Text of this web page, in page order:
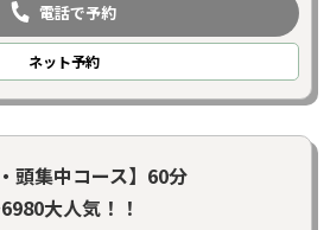
電話で予約
ネット予約
頭集中コース】60分
大人気！！